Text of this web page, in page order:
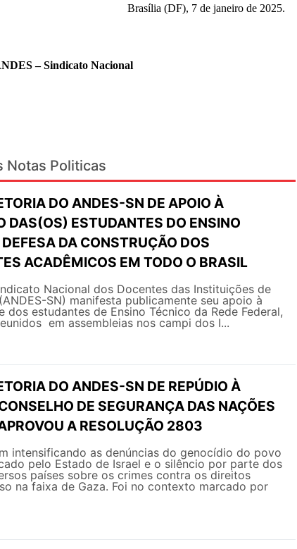
Brasília (DF), 7 de janeiro de 2025.
– Sindicato Nacional
Notas Politicas
DO ANDES-SN DE APOIO À
DAS(OS) ESTUDANTES DO ENSINO
DA CONSTRUÇÃO DOS
ACADÊMICOS EM TODO O BRASIL
Nacional dos Docentes das Instituições de
SN) manifesta publicamente seu apoio à
dos estudantes de Ensino Técnico da Rede Federal,
em assembleias nos campi dos I...
DO ANDES-SN DE REPÚDIO À
DE SEGURANÇA DAS NAÇÕES
A RESOLUÇÃO 2803
intensificando as denúncias do genocídio do povo
pelo Estado de Israel e o silêncio por parte dos
países sobre os crimes contra os direitos
na faixa de Gaza. Foi no contexto marcado por